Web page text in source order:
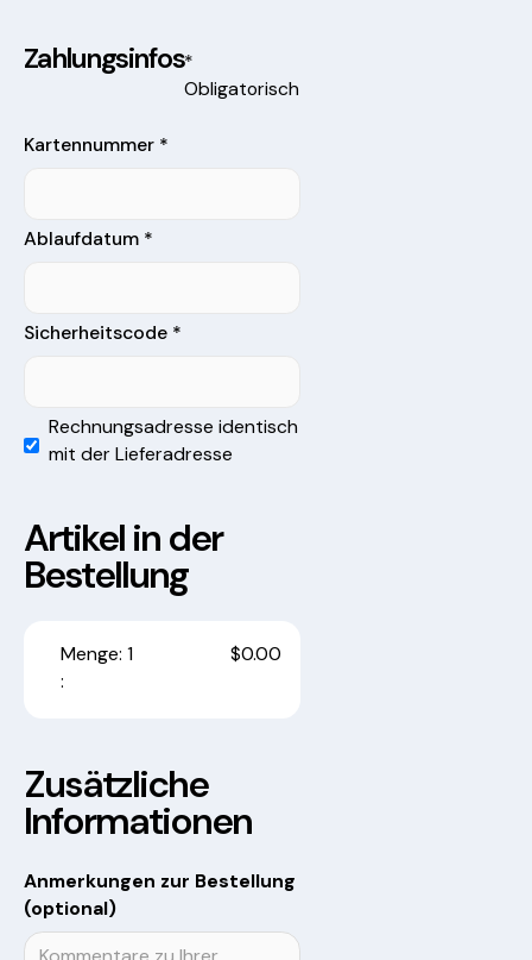
Zahlungsinfos*
Obligatorisch
Kartennummer *
Ablaufdatum *
Sicherheitscode *
Rechnungsadresse identisch
mit der Lieferadresse
Artikel in der
Bestellung
Menge: 1
:
$0.00
Zusätzliche
Informationen
Anmerkungen zur Bestellung
(optional)